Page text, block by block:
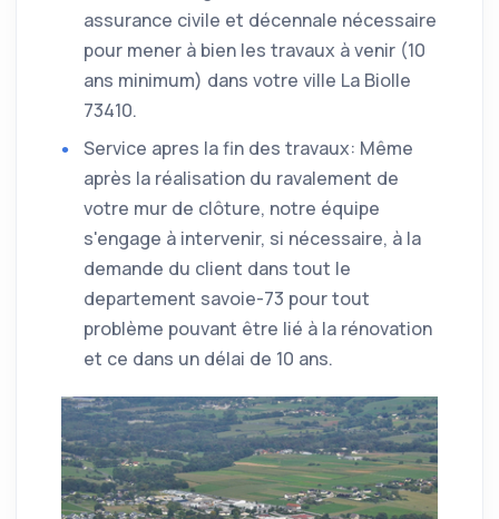
assurance civile et décennale nécessaire
pour mener à bien les travaux à venir (10
ans minimum) dans votre ville La Biolle
73410.
Service apres la fin des travaux: Même
après la réalisation du ravalement de
votre mur de clôture, notre équipe
s'engage à intervenir, si nécessaire, à la
demande du client dans tout le
departement savoie-73 pour tout
problème pouvant être lié à la rénovation
et ce dans un délai de 10 ans.